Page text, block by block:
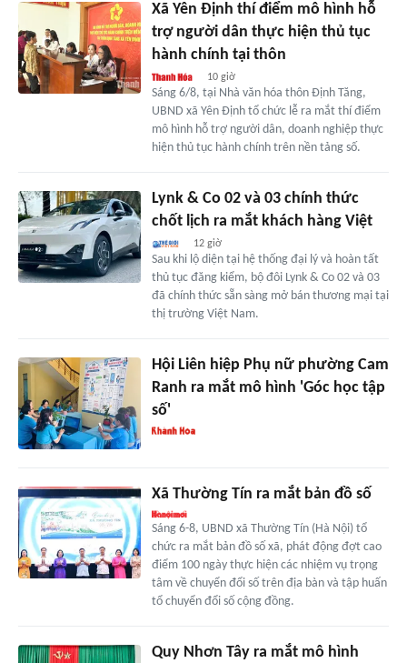
Xã Yên Định thí điểm mô hình hỗ
trợ người dân thực hiện thủ tục
hành chính tại thôn
10 giờ
Sáng 6/8, tại Nhà văn hóa thôn Định Tăng,
UBND xã Yên Định tổ chức lễ ra mắt thí điểm
mô hình hỗ trợ người dân, doanh nghiệp thực
hiện thủ tục hành chính trên nền tảng số.
Lynk & Co 02 và 03 chính thức
chốt lịch ra mắt khách hàng Việt
12 giờ
Sau khi lộ diện tại hệ thống đại lý và hoàn tất
thủ tục đăng kiểm, bộ đôi Lynk & Co 02 và 03
đã chính thức sẵn sàng mở bán thương mại tại
thị trường Việt Nam.
Hội Liên hiệp Phụ nữ phường Cam
Ranh ra mắt mô hình 'Góc học tập
số'
Xã Thường Tín ra mắt bản đồ số
Sáng 6-8, UBND xã Thường Tín (Hà Nội) tổ
chức ra mắt bản đồ số xã, phát động đợt cao
điểm 100 ngày thực hiện các nhiệm vụ trọng
tâm về chuyển đổi số trên địa bàn và tập huấn
tổ chuyển đổi số cộng đồng.
Quy Nhơn Tây ra mắt mô hình